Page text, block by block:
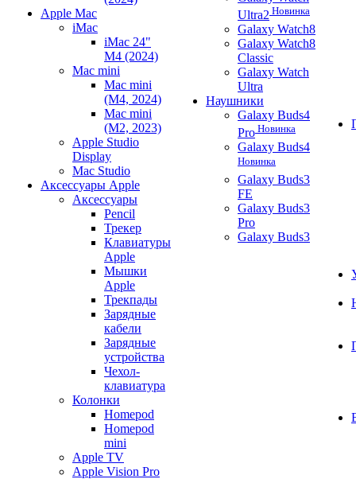
Apple Mac
iMac
iMac 24"
M4 (2024)
Mac mini
Mac mini
(M4, 2024)
Mac mini
(M2, 2023)
Apple Studio
Display
Mac Studio
Аксессуары Apple
Аксессуары
Pencil
Трекер
Клавиатуры
Apple
Мышки
Apple
Трекпады
Зарядные
кабели
Зарядные
устройства
Чехол-
клавиатура
Колонки
Homepod
Homepod
mini
Apple TV
Apple Vision Pro
Ultra2 Новинка
Galaxy Watch8
Galaxy Watch8
Classic
Galaxy Watch
Ultra
Наушники
Galaxy Buds4
Pro Новинка
Galaxy Buds4
Новинка
Galaxy Buds3
FE
Galaxy Buds3
Pro
Galaxy Buds3